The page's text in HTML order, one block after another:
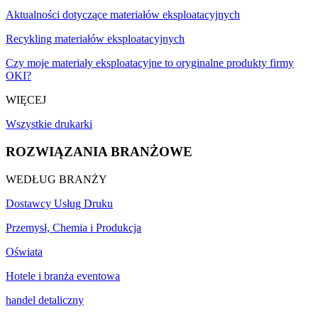
Aktualności dotyczące materiałów eksploatacyjnych
Recykling materiałów eksploatacyjnych
Czy moje materiały eksploatacyjne to oryginalne produkty firmy
OKI?
WIĘCEJ
Wszystkie drukarki
ROZWIĄZANIA BRANŻOWE
WEDŁUG BRANŻY
Dostawcy Usług Druku
Przemysł, Chemia i Produkcja
Oświata
Hotele i branża eventowa
handel detaliczny